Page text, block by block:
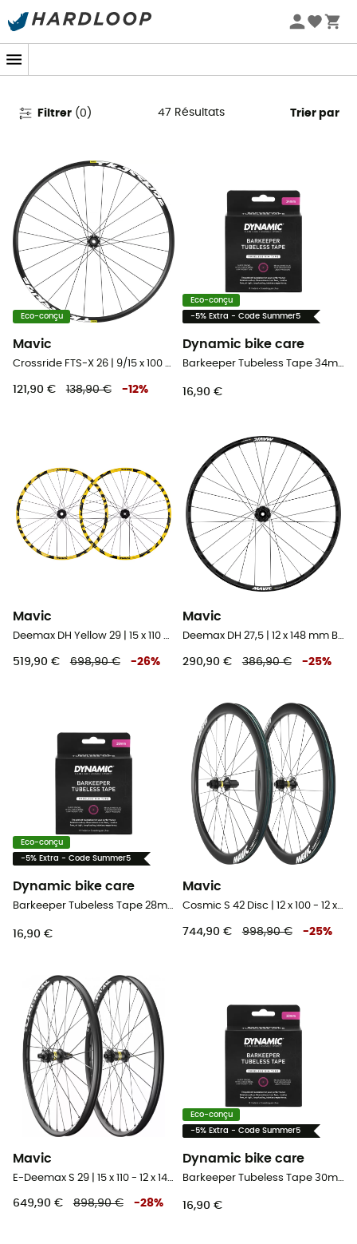
Promos d'été 🔥 -5 % EXTRA dès 2 produits* code Summer5
Roues vélo
Filtrer (0 ) 47 Résultats Trier par
Eco-conçu
Mavic
Crossride FTS-X 26 | 9/15 x 100 mm | 6 Trous - Roue avant VTT 26"
121,90 € 138,90 € -12%
Eco-conçu
-5% Extra - Code Summer5
Dynamic bike care
Barkeeper Tubeless Tape 34mm - 11m - Fond de jante tubeless
16,90 €
Mavic
Deemax DH Yellow 29 | 15 x 110 - 12 x 148 mm Boost | 6 Trous - Paire de roues VTT 29"
519,90 € 698,90 € -26%
Mavic
Deemax DH 27,5 | 12 x 148 mm Boost - Roue arrière VTT 27,5"
290,90 € 386,90 € -25%
Eco-conçu
-5% Extra - Code Summer5
Dynamic bike care
Barkeeper Tubeless Tape 28mm - 11m - Fond de jante tubeless
16,90 €
Mavic
Cosmic S 42 Disc | 12 x 100 - 12 x 142 mm | Centerlock - Paire de roues vélo
744,90 € 998,90 € -25%
Mavic
E-Deemax S 29 | 15 x 110 - 12 x 148 mm Boost | Centerlock - Paire de roues VTT 29"
649,90 € 898,90 € -28%
Eco-conçu
-5% Extra - Code Summer5
Dynamic bike care
Barkeeper Tubeless Tape 30mm - 11m - Fond de jante tubeless
16,90 €